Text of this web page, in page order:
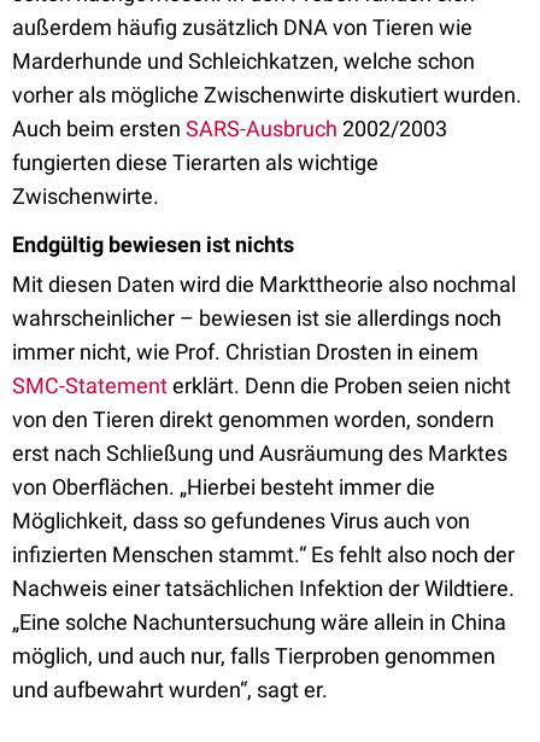
außerdem häufig zusätzlich DNA von Tieren wie
Marderhunde und Schleichkatzen, welche schon
vorher als mögliche Zwischenwirte diskutiert wurden.
Auch beim ersten SARS-Ausbruch 2002/2003
fungierten diese Tierarten als wichtige
Zwischenwirte.
Endgültig bewiesen ist nichts
Mit diesen Daten wird die Markttheorie also nochmal
wahrscheinlicher – bewiesen ist sie allerdings noch
immer nicht, wie Prof. Christian Drosten in einem
SMC-Statementerklärt. Denn die Proben seien nicht
von den Tieren direkt genommen worden, sondern
erst nach Schließung und Ausräumung des Marktes
von Oberflächen. „Hierbei besteht immer die
Möglichkeit, dass so gefundenes Virus auch von
infizierten Menschen stammt.“ Es fehlt also noch der
Nachweis einer tatsächlichen Infektion der Wildtiere.
„Eine solche Nachuntersuchung wäre allein in China
möglich, und auch nur, falls Tierproben genommen
und aufbewahrt wurden“, sagt er.